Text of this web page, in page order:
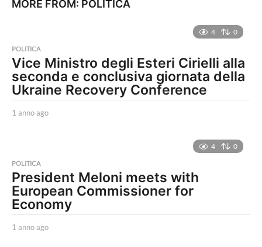
MORE FROM: POLITICA
4 0
POLITICA
Vice Ministro degli Esteri Cirielli alla
seconda e conclusiva giornata della
Ukraine Recovery Conference
1 anno ago
g
o
4 0
POLITICA
President Meloni meets with
European Commissioner for
Economy
1 anno ago